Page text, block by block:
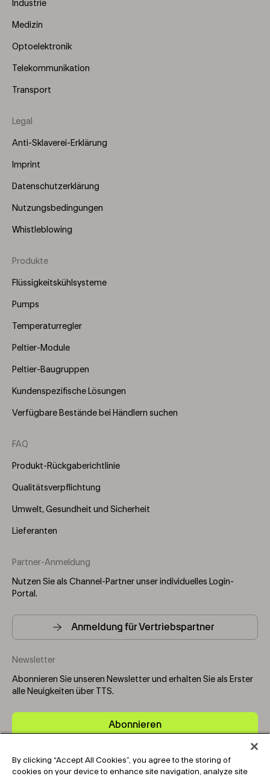
Industrie
Medizin
Optoelektronik
Telekommunikation
Transport
Legal
Anti-Sklaverei-Erklärung
Imprint
Datenschutzerklärung
Nutzungsbedingungen
Whistleblowing
Footer
Menu
Produkte
Flüssigkeitskühlsysteme
Pumps
Temperaturregler
Peltier-Module
Peltier-Baugruppen
Kundenspezifische Lösungen
Verfügbare Bestände bei Händlern suchen
FAQ
Produkt-Rückgaberichtlinie
Qualitätsverpflichtung
Umwelt, Gesundheit und Sicherheit
Lieferanten
Partner-Anmeldung
Nutzen Sie als Channel-Partner unser individuelles Login-
Portal.
Anmeldung für Vertriebspartner
Newsletter
Abonnieren Sie unseren Newsletter und erhalten Sie als Erster
alle Neuigkeiten über TTS.
Abonnieren
Copyright © 2025-2026 Tark Thermal Solutions. All rights
By clicking “Accept All Cookies”, you agree to the storing of
cookies on your device to enhance site navigation, analyze site